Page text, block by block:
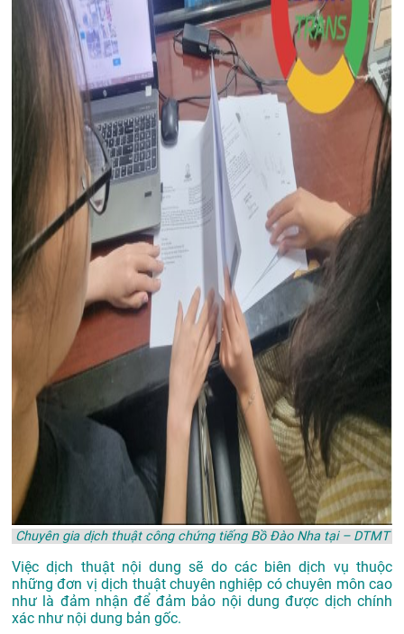
Chuyên gia dịch thuật công chứng tiếng Bồ Đào Nha tại – DTMT
Việc dịch thuật nội dung sẽ do các biên dịch vụ thuộc
những đơn vị dịch thuật chuyên nghiệp có chuyên môn cao
như là đảm nhận để đảm bảo nội dung được dịch chính
xác như nội dung bản gốc.